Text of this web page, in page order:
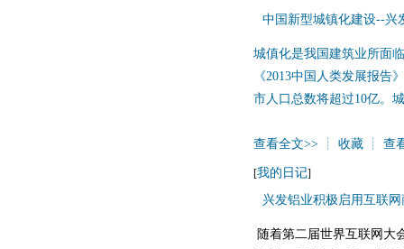
中国新型城镇化建设--兴
城傎化是我国建筑业所面
《2013中国人类发展报告
市人口总数将超过10亿。
查看全文>> ┊ 收藏 ┊ 查
[我的日记]
兴发铝业积极启用互联
随着第二届世界互联网大